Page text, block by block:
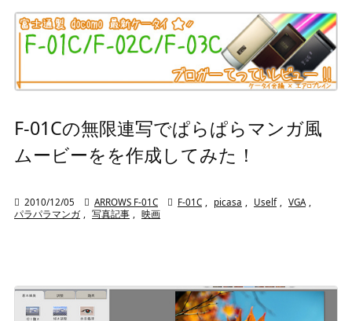
F-01Cの無限連写でぱらぱらマンガ風
ムービーをを作成してみた！
 2010/12/05  ARROWS F-01C  F-01C picasa Uself VGA
パラパラマンガ
写真記事 映画